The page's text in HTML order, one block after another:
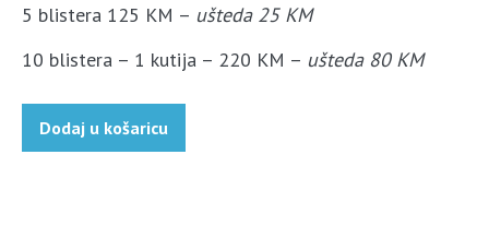
5 blistera 125 KM – ušteda 25 KM
10 blistera – 1 kutija – 220 KM – ušteda 80 KM
Dodaj u košaricu